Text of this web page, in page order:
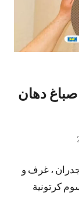
صباغ هندي الوفرة 66405052 صباغ دهان
تعليقات
جدران ، غرف و
كرتونية